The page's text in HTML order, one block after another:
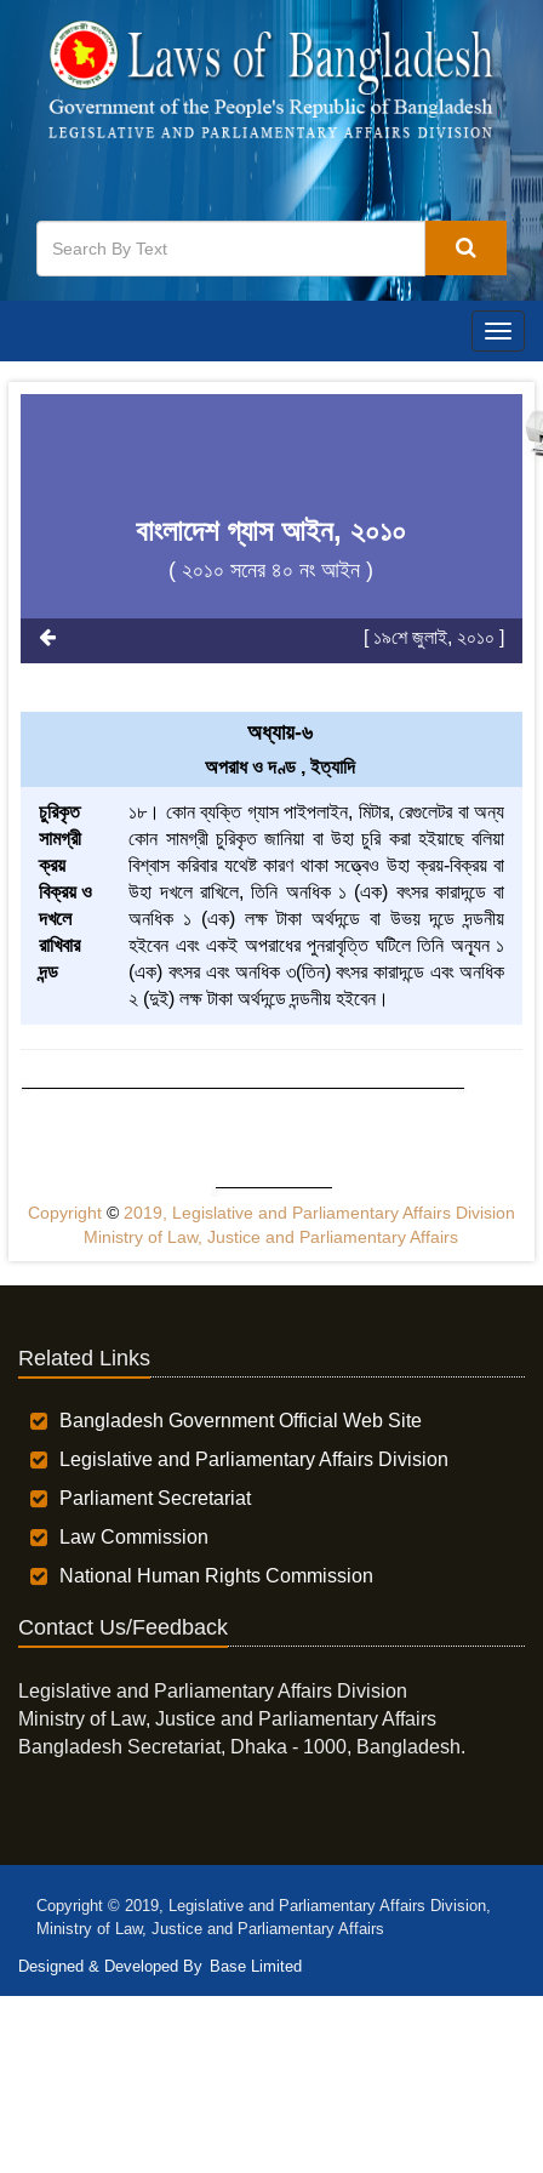
বাংলাদেশ গ্যাস আইন, ২০১০
( ২০১০ সনের ৪০ নং আইন )
[ ১৯শে জুলাই, ২০১০ ]
অধ্যায়-৬
অপরাধ ও দণ্ড , ইত্যাদি
চুরিকৃত
সামগ্রী
ক্রয়
বিক্রয় ও
দখলে
রাখিবার
দন্ড
১৮। কোন ব্যক্তি গ্যাস পাইপলাইন, মিটার, রেগুলেটর বা অন্য
কোন সামগ্রী চুরিকৃত জানিয়া বা উহা চুরি করা হইয়াছে বলিয়া
বিশ্বাস করিবার যথেষ্ট কারণ থাকা সত্ত্বেও উহা ক্রয়-বিক্রয় বা
উহা দখলে রাখিলে, তিনি অনধিক ১ (এক) বৎসর কারাদন্ডে বা
অনধিক ১ (এক) লক্ষ টাকা অর্থদন্ডে বা উভয় দন্ডে দন্ডনীয়
হইবেন এবং একই অপরাধের পুনরাবৃত্তি ঘটিলে তিনি অন্যূন ১
(এক) বৎসর এবং অনধিক ৩(তিন) বৎসর কারাদন্ডে এবং অনধিক
২ (দুই) লক্ষ টাকা অর্থদন্ডে দন্ডনীয় হইবেন।
Copyright ©2019, Legislative and Parliamentary Affairs Division
Ministry of Law, Justice and Parliamentary Affairs
Related Links
Bangladesh Government Official Web Site
Legislative and Parliamentary Affairs Division
Parliament Secretariat
Law Commission
National Human Rights Commission
Contact Us/Feedback
Legislative and Parliamentary Affairs Division
Ministry of Law, Justice and Parliamentary Affairs
Bangladesh Secretariat, Dhaka - 1000, Bangladesh.
Copyright © 2019, Legislative and Parliamentary Affairs Division,
Ministry of Law, Justice and Parliamentary Affairs
Designed & Developed By Base Limited